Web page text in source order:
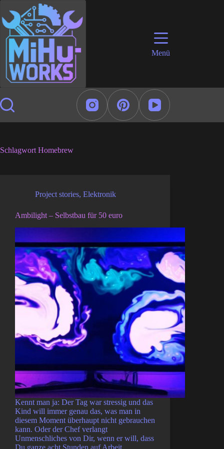
Inhalt
springen
Menü
Schlagwort Homebrew
Project stories, Elektronik
Ambilight – Selbstbau für 50 euro
Kennt man ja: Der Tag war stressig und das
Kind will immer genau das, was man in
diesem Moment überhaupt nicht gebrauchen
kann. Oder der Chef verlangt
Unmenschliches von Dir, wenn er will, dass